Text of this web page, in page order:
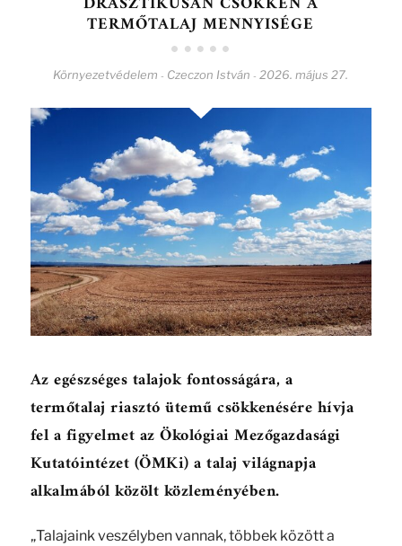
TERMŐTALAJ MENNYISÉGE
Környezetvédelem - Czeczon István - 2026. május 27.
Az egészséges talajok fontosságára, a
termőtalaj riasztó ütemű csökkenésére hívja
fel a figyelmet az Ökológiai Mezőgazdasági
Kutatóintézet (ÖMKi) a talaj világnapja
alkalmából közölt közleményében.
„Talajaink veszélyben vannak, többek között a